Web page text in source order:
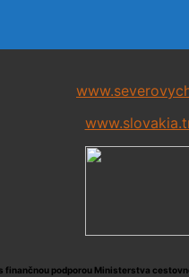
finančnou podporou Ministerstva